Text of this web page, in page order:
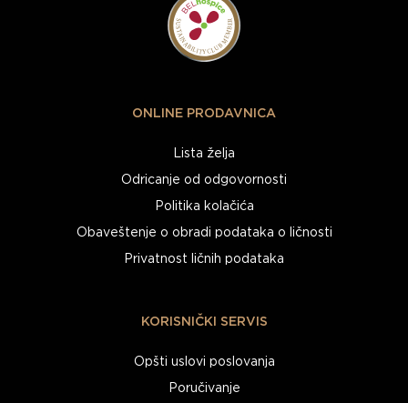
ONLINE PRODAVNICA
Lista želja
Odricanje od odgovornosti
Politika kolačića
Obaveštenje o obradi podataka o ličnosti
Privatnost ličnih podataka
KORISNIČKI SERVIS
Opšti uslovi poslovanja
Poručivanje